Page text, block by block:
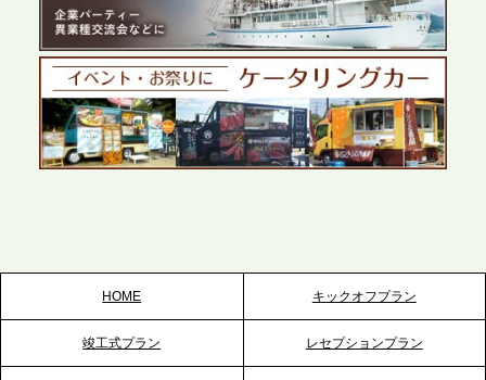
プレスリリースのご案内｜ケータリングのセカンド
テーブル、千葉本社を新設。幕張・舞浜の大型イベ
ントから主要都市の社内懇親会まで、現地拠点を活
かしたスムーズな対応を展開
2026.5.22
2026.5.20
プレスリリースのご案内｜ケータリングのセカンド
HOME キックオフプラン
竣工式プラン レセプションプラン